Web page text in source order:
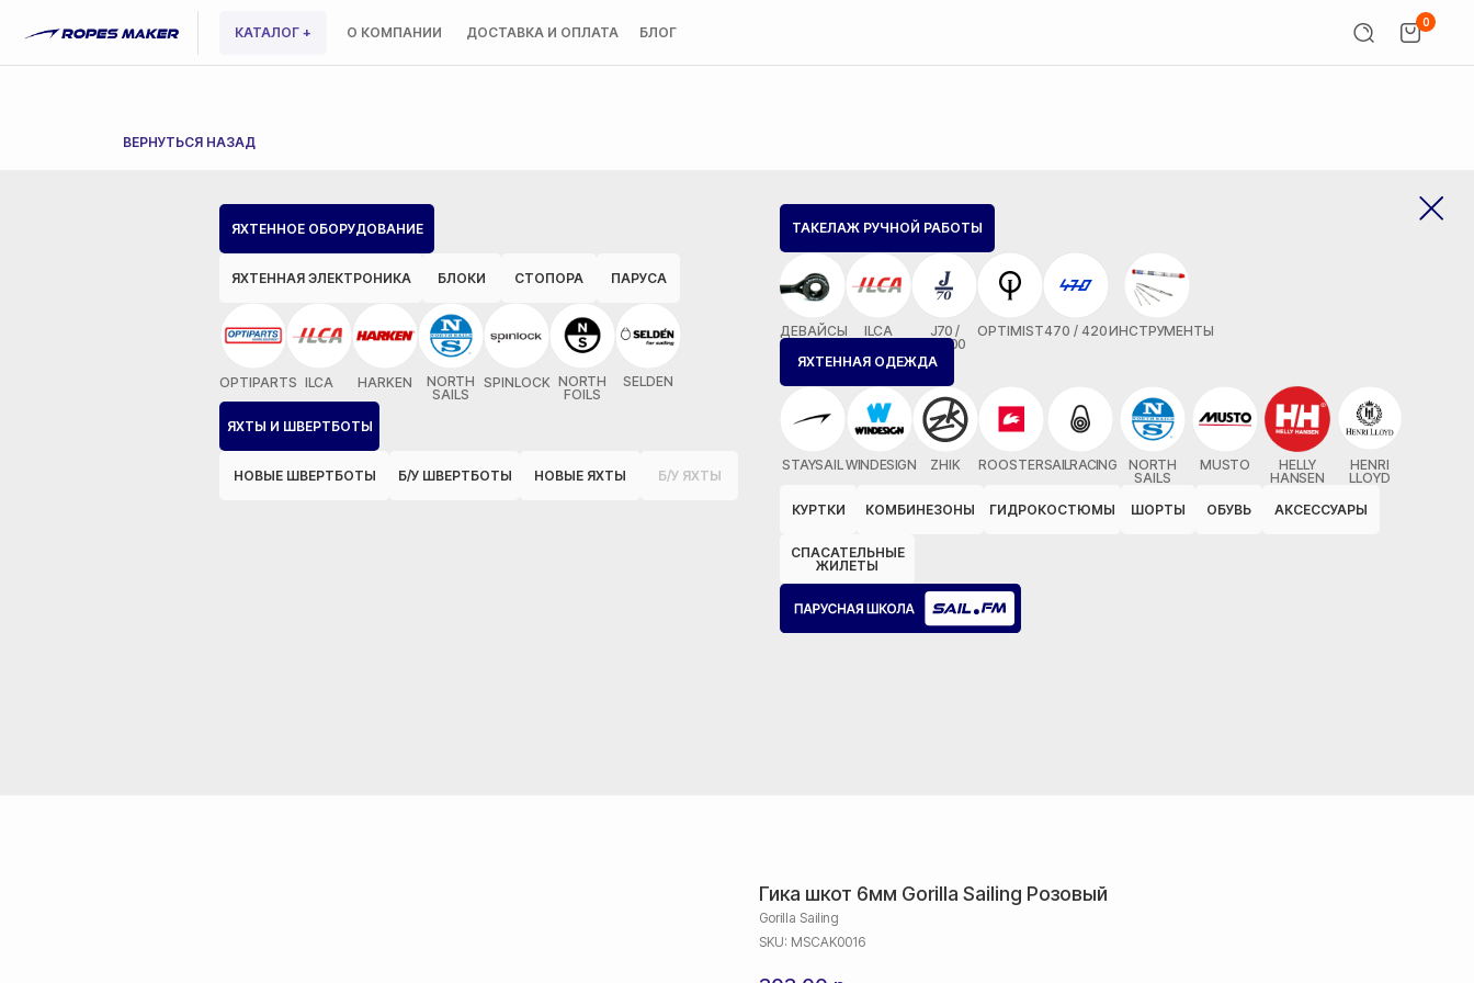
О КОМПАНИИ ДОСТАВКА И ОПЛАТА БЛОГ
КАТАЛОГ +
0
ВЕРНУТЬСЯ НАЗАД
ЯХТЕННОЕ ОБОРУДОВАНИЕ
ЯХТЕННАЯ ЭЛЕКТРОНИКА БЛОКИ СТОПОРА ПАРУСА
OPTIPARTS ILCA HARKEN
NORTH
SAILS
SPINLOCK NORTH
FOILS
SELDEN
ЯХТЫ И ШВЕРТБОТЫ
НОВЫЕ ШВЕРТБОТЫ Б/У ШВЕРТБОТЫ НОВЫЕ ЯХТЫ Б/У ЯХТЫ
ТАКЕЛАЖ РУЧНОЙ РАБОТЫ
ДЕВАЙСЫ ILCA
J70 /
MX700
OPTIMIST470 / 420ИНСТРУМЕНТЫ
ЯХТЕННАЯ ОДЕЖДА
STAYSAILWINDESIGN ZHIK ROOSTERSAILRACING
NORTH
SAILS
MUSTO
HELLY
HANSEN
HENRI
LLOYD
КУРТКИ
КОМБИНЕЗОНЫ ГИДРОКОСТЮМЫ ШОРТЫ ОБУВЬ АКСЕССУАРЫ
СПАСАТЕЛЬНЫЕ
ЖИЛЕТЫ
Гика шкот 6мм Gorilla Sailing Розовый
Gorilla Sailing
SKU: MSCAK0016